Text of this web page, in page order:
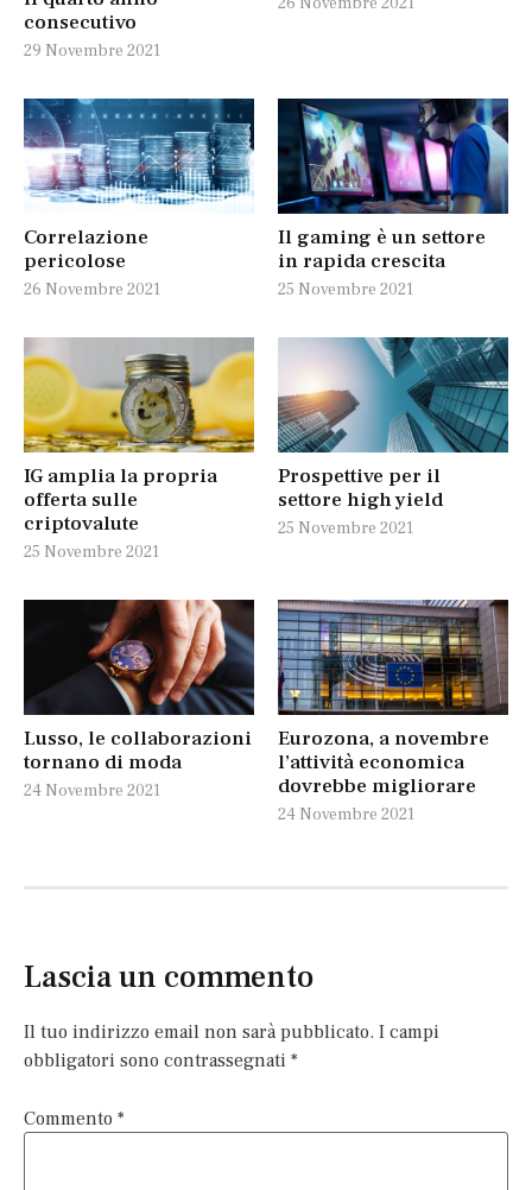
consecutivo
29 Novembre 2021
Correlazione
pericolose
26 Novembre 2021
Il gaming è un settore
in rapida crescita
25 Novembre 2021
IG amplia la propria
offerta sulle
criptovalute
25 Novembre 2021
Prospettive per il
settore high yield
25 Novembre 2021
Lusso, le collaborazioni
tornano di moda
24 Novembre 2021
Eurozona, a novembre
l’attività economica
dovrebbe migliorare
24 Novembre 2021
Lascia un commento
Il tuo indirizzo email non sarà pubblicato. I campi
obbligatori sono contrassegnati *
Commento *